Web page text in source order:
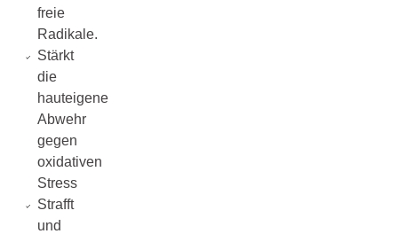
freie
Radikale.
Stärkt
die
hauteigene
Abwehr
gegen
oxidativen
Stress
Strafft
und